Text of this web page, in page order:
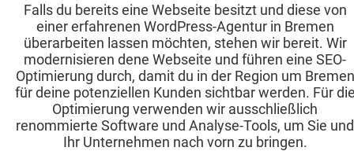
Falls du bereits eine Webseite besitzt und diese von
einer erfahrenen WordPress-Agentur in Bremen
überarbeiten lassen möchten, stehen wir bereit. Wir
modernisieren dene Webseite und führen eine SEO-
Optimierung durch, damit du in der Region um Bremen
für deine potenziellen Kunden sichtbar werden. Für
Optimierung verwenden wir ausschließlich
renommierte Software und Analyse-Tools, um Sie und
Ihr Unternehmen nach vorn zu bringen.